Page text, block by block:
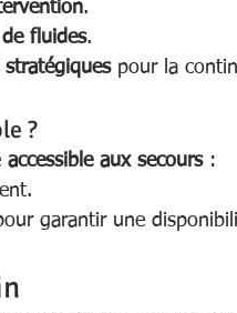
.
fluides.
pour la
?
accessible aux secours :
garantir une